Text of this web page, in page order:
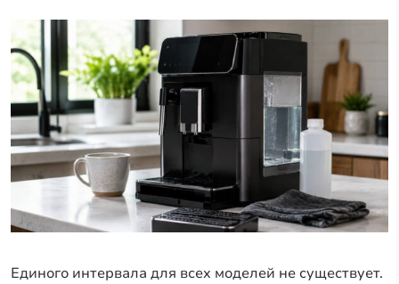
Единого интервала для всех моделей не существует.